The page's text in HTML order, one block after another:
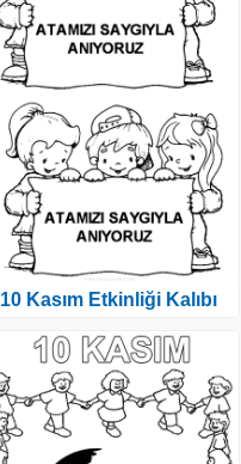
10 Kasım Etkinliği Kalıbı